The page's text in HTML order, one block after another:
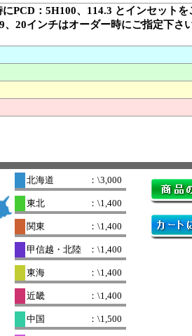
：5H100、114.3 とインセットを
20インチはオーダー時にご指定下さ
北海道 ：\3,000
東北 ：\1,400
関東 ：\1,400
甲信越・北陸 ：\1,400
東海 ：\1,400
近畿 ：\1,400
中国 ：\1,500